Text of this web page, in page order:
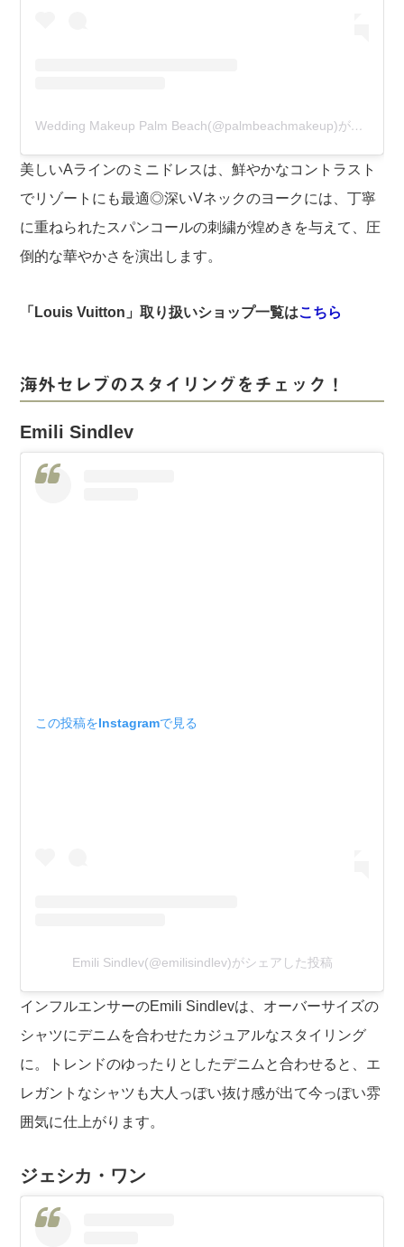
Wedding Makeup Palm Beach(@palmbeachmakeup)がシェアした投稿
美しいAラインのミニドレスは、鮮やかなコントラスト
でリゾートにも最適◎深いVネックのヨークには、丁寧
に重ねられたスパンコールの刺繍が煌めきを与えて、圧
倒的な華やかさを演出します。
「Louis Vuitton」取り扱いショップ一覧はこちら
海外セレブのスタイリングをチェック！
Emili Sindlev
この投稿をInstagramで見る
Emili Sindlev(@emilisindlev)がシェアした投稿
インフルエンサーのEmili Sindlevは、オーバーサイズの
シャツにデニムを合わせたカジュアルなスタイリング
に。トレンドのゆったりとしたデニムと合わせると、エ
レガントなシャツも大人っぽい抜け感が出て今っぽい雰
囲気に仕上がります。
ジェシカ・ワン